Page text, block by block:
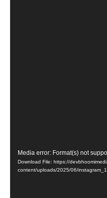
Video
Player
Media error: Format(s) not
Download File: https://
content/uploads/2025/06/